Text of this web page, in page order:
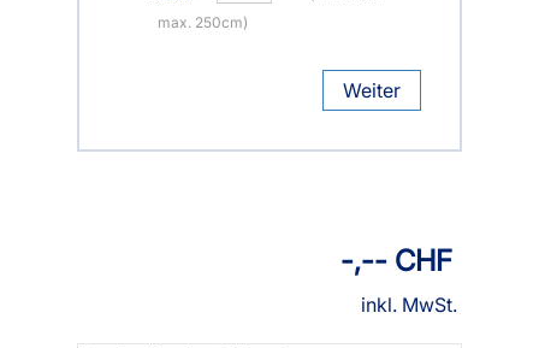
max. 250cm)
Weiter
-,-- CHF
inkl. MwSt.